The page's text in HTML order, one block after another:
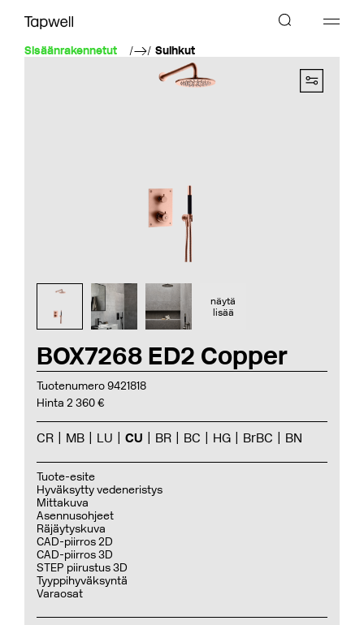
Sisäänrakennetut Suihkut
BOX7268 ED2 Copper
Tuotenumero 9421818
Hinta 2 360 €
CR MB LU CU BR BC HG BrBC BN
Tuote-esite
Hyväksytty vedeneristys
Mittakuva
Asennusohjeet
Räjäytyskuva
CAD-piirros 2D
CAD-piirros 3D
STEP piirustus 3D
Tyyppihyväksyntä
Varaosat
näytä
lisää